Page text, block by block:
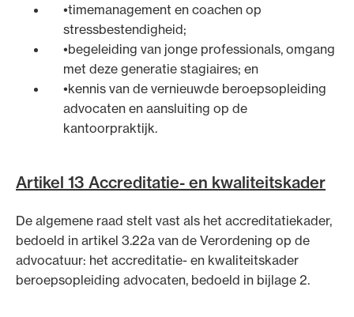
timemanagement en coachen op
stressbestendigheid;
begeleiding van jonge professionals, omgang
met deze generatie stagiaires; en
kennis van de vernieuwde beroepsopleiding
advocaten en aansluiting op de
kantoorpraktijk.
Artikel 13 Accreditatie- en kwaliteitskader
De algemene raad stelt vast als het accreditatiekader,
bedoeld in artikel 3.22a van de Verordening op de
advocatuur: het accreditatie- en kwaliteitskader
beroepsopleiding advocaten, bedoeld in bijlage 2.